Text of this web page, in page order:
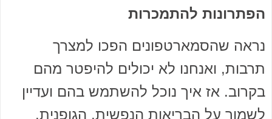
הפתרונות להתמכרות
נראה שהסמארטפונים הפכו למצרך
תרבות, ואנחנו לא יכולים להיפטר מהם
בקרוב. אז איך נוכל להשתמש בהם ועדיין
לשמור על הבריאות הנפשית, הגופנית,